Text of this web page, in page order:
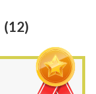
(12)